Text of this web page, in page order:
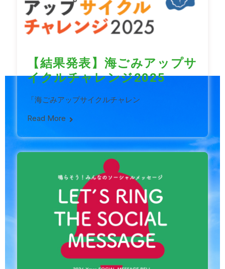
【結果発表】海ごみアップサ
イクルチャレンジ2025
「海ごみアップサイクルチャレン
Read More